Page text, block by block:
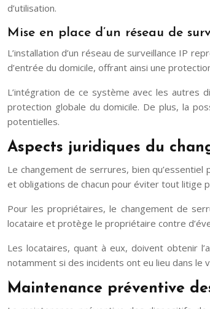
d’utilisation.
Mise en place d’un réseau de
L’installation d’un réseau de surveillance IP
d’entrée du domicile, offrant ainsi une
L’intégration de ce système avec les autres
protection globale du domicile. De plus, la
potentielles.
Aspects juridiques du
Le changement de serrures, bien
et obligations de chacun pour éviter tout litige
Pour les propriétaires, le changement de
locataire et protège le propriétaire contre
Les locataires, quant à eux, doivent obtenir
notamment si des incidents ont eu lieu dans le
Maintenance préventive